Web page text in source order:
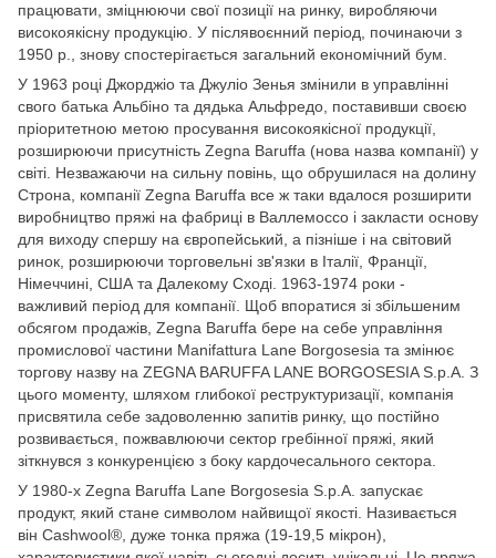
працювати, зміцнюючи свої позиції на ринку, виробляючи
високоякісну продукцію. У післявоєнний період, починаючи з
1950 р., знову спостерігається загальний економічний бум.
У 1963 році Джорджіо та Джуліо Зенья змінили в управлінні
свого батька Альбіно та дядька Альфредо, поставивши своєю
пріоритетною метою просування високоякісної продукції,
розширюючи присутність Zegna Baruffa (нова назва компанії) у
світі. Незважаючи на сильну повінь, що обрушилася на долину
Строна, компанії Zegna Baruffa все ж таки вдалося розширити
виробництво пряжі на фабриці в Валлемоссо і закласти основу
для виходу спершу на європейський, а пізніше і на світовий
ринок, розширюючи торговельні зв'язки в Італії, Франції,
Німеччині, США та Далекому Сході. 1963-1974 роки -
важливий період для компанії. Щоб впоратися зі збільшеним
обсягом продажів, Zegna Baruffa бере на себе управління
промислової частини Manifattura Lane Borgosesia та змінює
торгову назву на ZEGNA BARUFFA LANE BORGOSESIA S.p.A. З
цього моменту, шляхом глибокої реструктуризації, компанія
присвятила себе задоволенню запитів ринку, що постійно
розвивається, пожвавлюючи сектор гребінної пряжі, який
зіткнувся з конкуренцією з боку кардочесального сектора.
У 1980-х Zegna Baruffa Lane Borgosesia S.p.A. запускає
продукт, який стане символом найвищої якості. Називається
він Cashwool®, дуже тонка пряжа (19-19,5 мікрон),